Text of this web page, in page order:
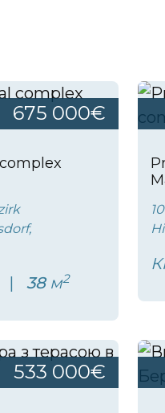
675 000€
38м2
533 000€